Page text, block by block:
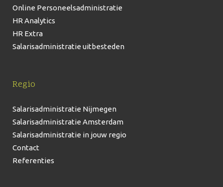
Online Personeelsadministratie
HR Analytics
HR Extra
Salarisadministratie uitbesteden
Regio
Salarisadministratie Nijmegen
Salarisadministratie Amsterdam
Salarisadministratie in jouw regio
Contact
Referenties